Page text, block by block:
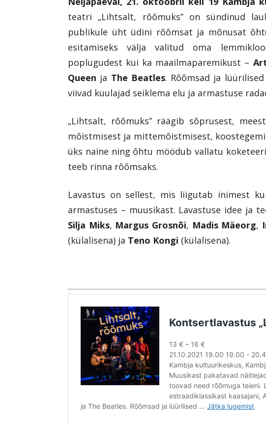
teatri „Lihtsalt, rõõmuks” on sündinud
publikule üht üdini rõõmsat ja mõnusat
esitamiseks välja valitud oma
poplugudest kui ka maailmaparemikust –
Queen ja The Beatles. Rõõmsad ja
viivad kuulajad seiklema elu ja armastuse
„Lihtsalt, rõõmuks” räägib sõprusest,
mõistmisest ja mittemõistmisest,
üks naine ning õhtu möödub vallatu
teeb rinna rõõmsaks.
Lavastus on sellest, mis liigutab inimest
armastuses – muusikast. Lavastuse idee ja
Silja Miks, Margus Grosnõi, Madis Mäeorg,
(külalisena) ja Teno Kongi (külalisena).